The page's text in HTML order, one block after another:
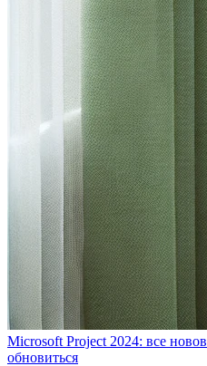
Microsoft Project 2024: все
обновиться